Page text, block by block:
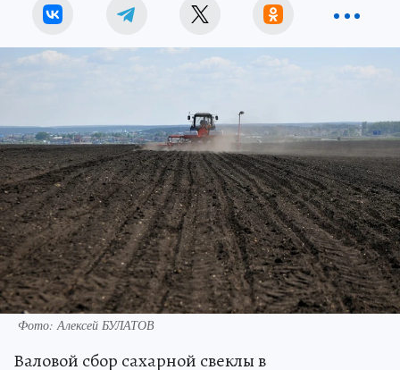
Фото: Алексей БУЛАТОВ
Валовой сбор сахарной свеклы в